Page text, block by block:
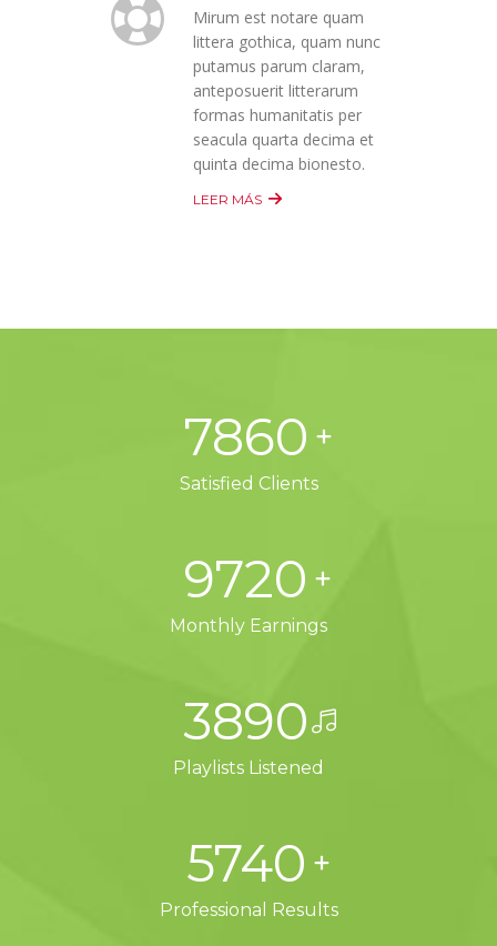
Mirum est notare quam
littera gothica, quam nunc
putamus parum claram,
anteposuerit litterarum
formas humanitatis per
seacula quarta decima et
quinta decima bionesto.
LEER MÁS
7860
Satisfied Clients
9720
Monthly Earnings
3890
Playlists Listened
5740
Professional Results